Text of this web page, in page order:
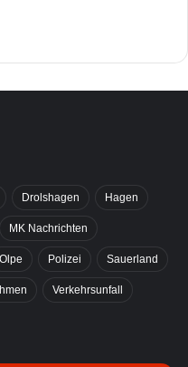
Drolshagen Hagen
MK Nachrichten
Olpe Polizei Sauerland
Verkehrsunfall